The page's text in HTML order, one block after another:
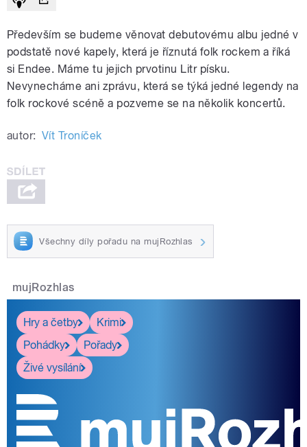
Především se budeme věnovat debutovému albu jedné v
podstatě nové kapely, která je říznutá folk rockem a říká
si Endee. Máme tu jejich prvotinu Litr písku.
Nevynecháme ani zprávu, která se týká jedné legendy na
folk rockové scéně a pozveme se na několik koncertů.
autor: Vít Troníček
Všechny díly pořadu na mujRozhlas
mujRozhlas
Hry a četby
Krimi
Pohádky
Pořady
Živé vysílání